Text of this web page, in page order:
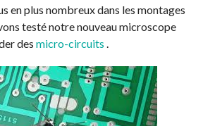
en plus nombreux dans les montages
testé notre nouveau microscope
des micro-circuits